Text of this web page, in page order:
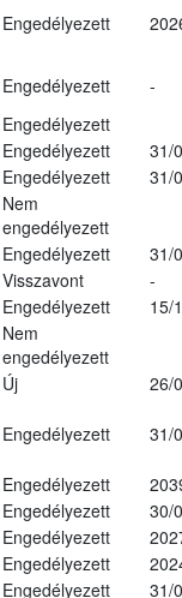
Engedélyezett
Engedélyezett
-
Engedélyezett
Engedélyezett
31/
Engedélyezett
31/
Nem
engedélyezett
Engedélyezett
31/
Visszavont
-
Engedélyezett
15/
Nem
engedélyezett
Új
26/
Engedélyezett 31/
Engedélyezett
Engedélyezett
30/
Engedélyezett
Engedélyezett
Engedélyezett 31/